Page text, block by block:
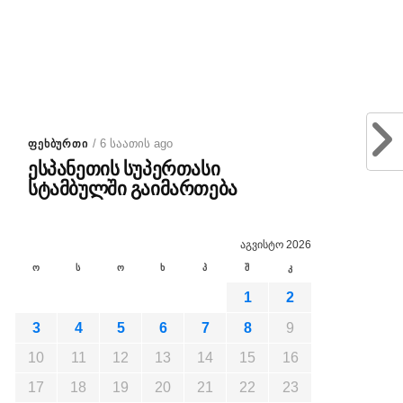
ᲤᲔᲮᲑᲣᲠᲗᲘ / 6 საათის ago
ესპანეთის სუპერთასი
სტამბულში გაიმართება
აგვისტო 2026
ო ს ო ხ პ შ კ
1
2
3
4 5 6 7 8
9
10
11 12 13 14 15
16
17
18 19 20 21 22
23